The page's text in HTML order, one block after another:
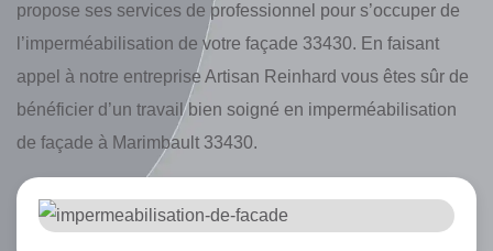
propose ses services de professionnel pour s’occuper de
l’imperméabilisation de votre façade 33430. En faisant
appel à notre entreprise Artisan Reinhard vous êtes sûr de
bénéficier d’un travail bien soigné en imperméabilisation
de façade à Marimbault 33430.